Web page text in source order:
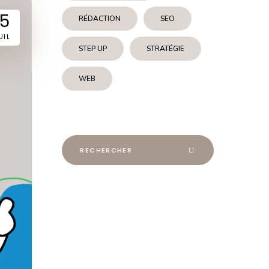
RÉDACTION SEO
STEP UP STRATÉGIE
WEB